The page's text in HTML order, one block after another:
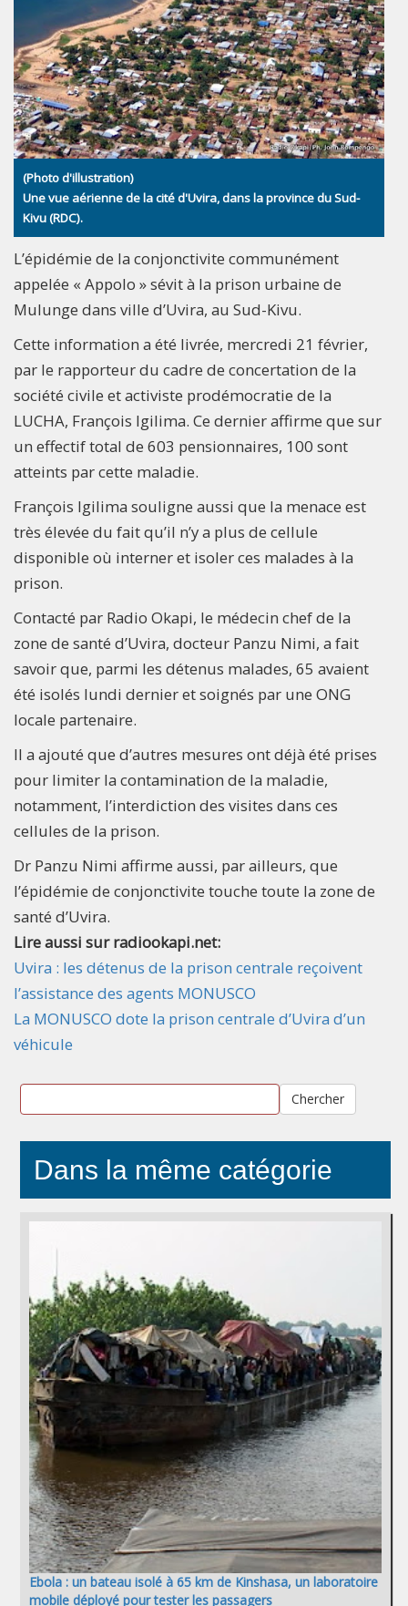
(Photo d'illustration)
Une vue aérienne de la cité d'Uvira, dans la province du Sud-
Kivu (RDC).
L’épidémie de la conjonctivite communément
appelée « Appolo » sévit à la prison urbaine de
Mulunge dans ville d’Uvira, au Sud-Kivu.
Cette information a été livrée, mercredi 21 février,
par le rapporteur du cadre de concertation de la
société civile et activiste prodémocratie de la
LUCHA, François Igilima. Ce dernier affirme que sur
un effectif total de 603 pensionnaires, 100 sont
atteints par cette maladie.
François Igilima souligne aussi que la menace est
très élevée du fait qu’il n’y a plus de cellule
disponible où interner et isoler ces malades à la
prison.
Contacté par Radio Okapi, le médecin chef de la
zone de santé d’Uvira, docteur Panzu Nimi, a fait
savoir que, parmi les détenus malades, 65 avaient
été isolés lundi dernier et soignés par une ONG
locale partenaire.
Il a ajouté que d’autres mesures ont déjà été prises
pour limiter la contamination de la maladie,
notamment, l’interdiction des visites dans ces
cellules de la prison.
Dr Panzu Nimi affirme aussi, par ailleurs, que
l’épidémie de conjonctivite touche toute la zone de
santé d’Uvira.
Lire aussi sur radiookapi.net:
Uvira : les détenus de la prison centrale reçoivent
l’assistance des agents MONUSCO
La MONUSCO dote la prison centrale d’Uvira d’un
véhicule
Chercher
Dans la même catégorie
Ebola : un bateau isolé à 65 km de Kinshasa, un laboratoire
mobile déployé pour tester les passagers